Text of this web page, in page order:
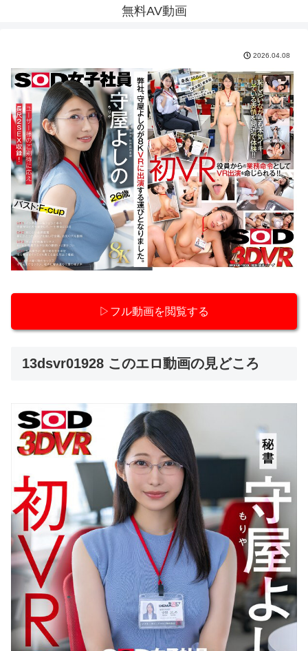
無料AV動画
2026.04.08
▷フル動画を閲覧する
13dsvr01928 このエロ動画の見どころ